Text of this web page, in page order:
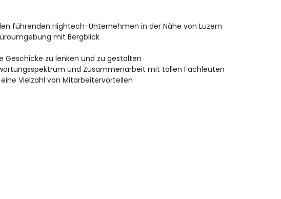
führenden Hightech-Unternehmen in der Nähe von Luzern
mit Bergblick
Geschicke zu lenken und zu gestalten
und Zusammenarbeit mit tollen Fachleuten
Vielzahl von Mitarbeitervorteilen